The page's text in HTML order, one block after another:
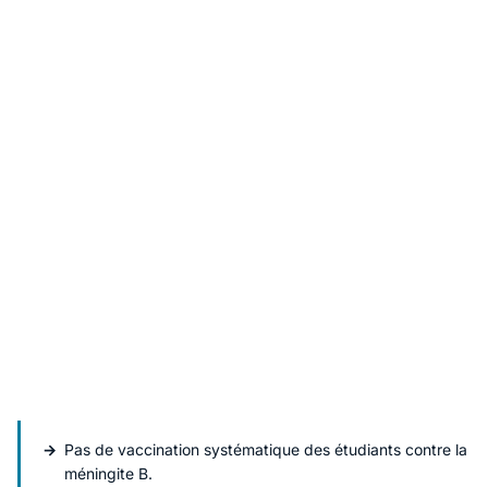
Pas de vaccination systématique des étudiants contre la
méningite B.